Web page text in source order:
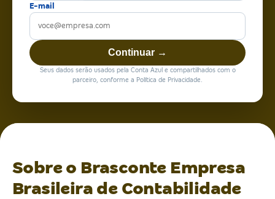
E-mail
Continuar →
Seus dados serão usados pela Conta Azul e compartilhados com o
parceiro, conforme a Política de Privacidade.
Sobre o Brasconte Empresa
Brasileira de Contabilidade